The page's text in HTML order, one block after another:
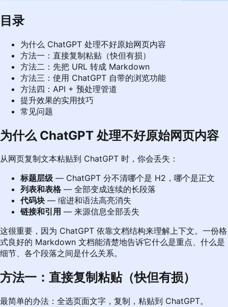
目录
为什么 ChatGPT 处理不好原始网页内容
方法一：直接复制粘贴（快但有损）
方法二：先把 URL 转成 Markdown
方法三：使用 ChatGPT 自带的浏览功能
方法四：API + 预处理管道
提升效果的实用技巧
常见问题
为什么 ChatGPT 处理不好原始网页内容
从网页复制文本粘贴到 ChatGPT 时，你会丢失：
标题层级 — ChatGPT 分不清哪个是 H2，哪个是正文
列表和表格— 全部变成连续的长段落
代码块 — 缩进和语法高亮消失
链接和引用 — 来源信息全部丢失
这很重要，因为 ChatGPT 依靠文档结构来理解上下文。一份格
式良好的 Markdown 文档能清楚地告诉它什么是重点、什么是
细节、各个段落之间是什么关系。
方法一：直接复制粘贴（快但有损）
最简单的办法：全选页面文字，复制，粘贴到 ChatGPT。